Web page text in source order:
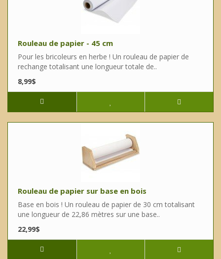
Rouleau de papier - 45 cm
Pour les bricoleurs en herbe ! Un rouleau de papier de
rechange totalisant une longueur totale de..
8,99$
Rouleau de papier sur base en bois
Base en bois ! Un rouleau de papier de 30 cm totalisant
une longueur de 22,86 mètres sur une base..
22,99$